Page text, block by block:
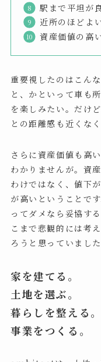
駅まで平坦が
近所のほどよ
資産価値の高
重要視したのはこん
と、かといって車も
を楽しみたい。だけ
との距離感も近くな
さらに資産価値も高
わかりませんが。資
わけではなく、値下
が高いということで
ってダメなら妥協す
こまで悲観的には考
ろうと思っていました
家を建てる。
土地を選ぶ。
暮らしを整える。
事業をつくる。